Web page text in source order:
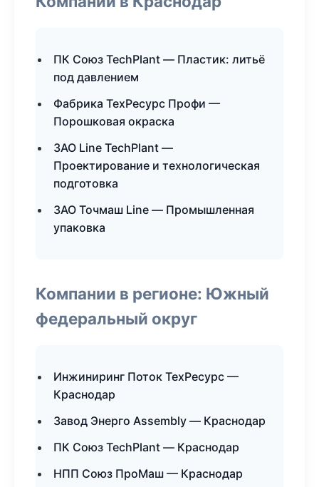
ПК Союз TechPlant — Пластик: литьё
под давлением
Фабрика ТехРесурс Профи —
Порошковая окраска
ЗАО Line TechPlant —
Проектирование и технологическая
подготовка
ЗАО Точмаш Line — Промышленная
упаковка
Компании в регионе: Южный
федеральный округ
Инжиниринг Поток ТехРесурс —
Краснодар
Завод Энерго Assembly — Краснодар
ПК Союз TechPlant — Краснодар
НПП Союз ПроМаш — Краснодар